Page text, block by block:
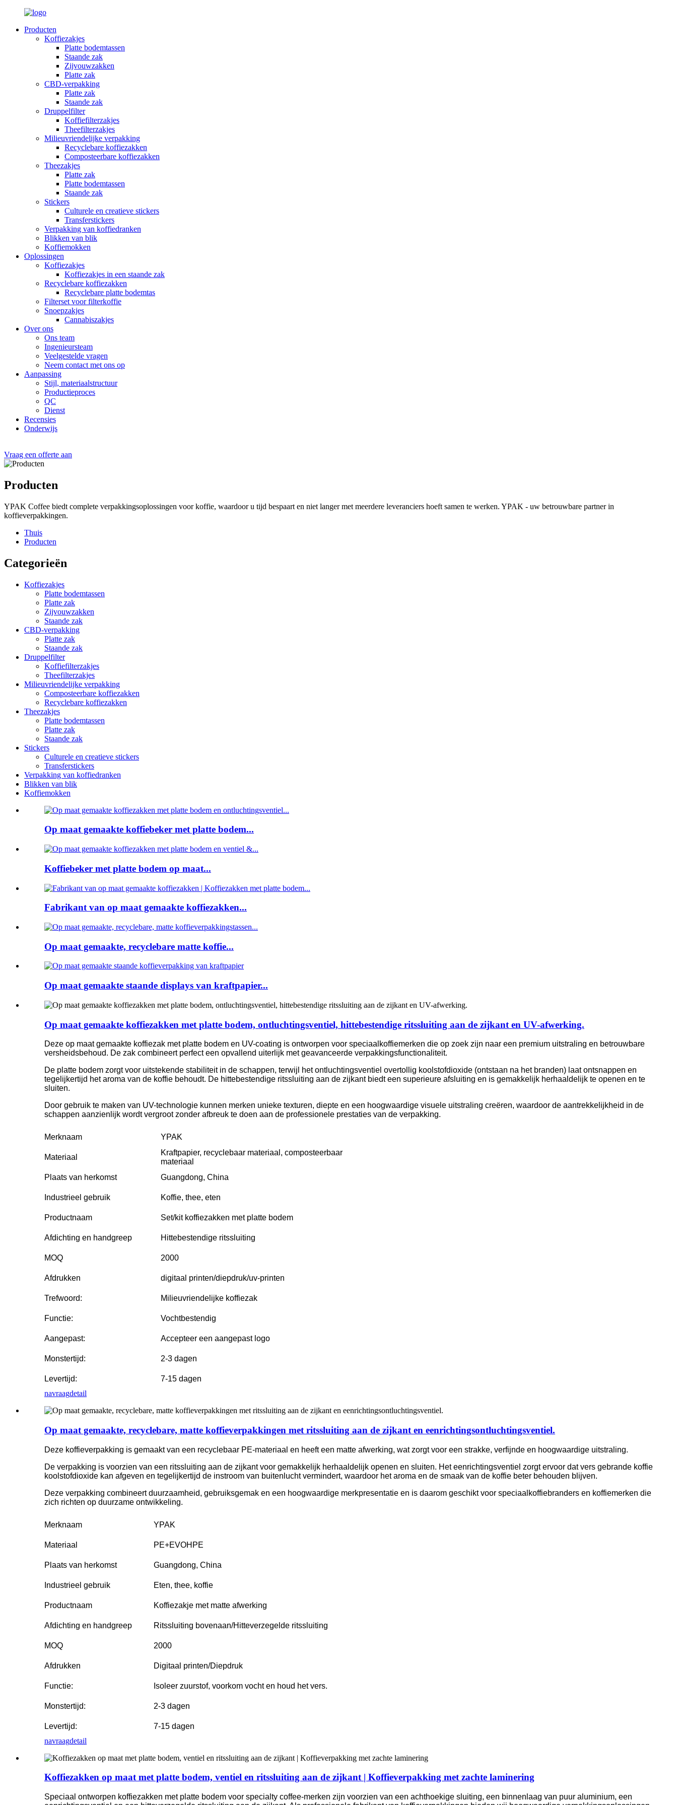
Producten
Koffiezakjes
Platte bodemtassen
Staande zak
Zijvouwzakken
Platte zak
CBD-verpakking
Platte zak
Staande zak
Druppelfilter
Koffiefilterzakjes
Theefilterzakjes
Milieuvriendelijke verpakking
Recyclebare koffiezakken
Composteerbare koffiezakken
Theezakjes
Platte zak
Platte bodemtassen
Staande zak
Stickers
Culturele en creatieve stickers
Transferstickers
Verpakking van koffiedranken
Blikken van blik
Koffiemokken
Oplossingen
Koffiezakjes
Koffiezakjes in een staande zak
Recyclebare koffiezakken
Recyclebare platte bodemtas
Filterset voor filterkoffie
Snoepzakjes
Cannabiszakjes
Over ons
Ons team
Ingenieursteam
Veelgestelde vragen
Neem contact met ons op
Aanpassing
Stijl, materiaalstructuur
Productieproces
QC
Dienst
Recensies
Onderwijs
Vraag een offerte aan
Producten
YPAK Coffee biedt complete verpakkingsoplossingen voor koffie, waardoor u tijd bespaart en niet langer met meerdere leveranciers hoeft samen te werken. YPAK - uw betrouwbare partner in
koffieverpakkingen.
Thuis
Producten
Categorieën
Koffiezakjes
Platte bodemtassen
Platte zak
Zijvouwzakken
Staande zak
CBD-verpakking
Platte zak
Staande zak
Druppelfilter
Koffiefilterzakjes
Theefilterzakjes
Milieuvriendelijke verpakking
Composteerbare koffiezakken
Recyclebare koffiezakken
Theezakjes
Platte bodemtassen
Platte zak
Staande zak
Stickers
Culturele en creatieve stickers
Transferstickers
Verpakking van koffiedranken
Blikken van blik
Koffiemokken
Op maat gemaakte koffiebeker met platte bodem...
Koffiebeker met platte bodem op maat...
Fabrikant van op maat gemaakte koffiezakken...
Op maat gemaakte, recyclebare matte koffie...
Op maat gemaakte staande displays van kraftpapier...
Op maat gemaakte koffiezakken met platte bodem, ontluchtingsventiel, hittebestendige ritssluiting aan de zijkant en UV-afwerking.
Deze op maat gemaakte koffiezak met platte bodem en UV-coating is ontworpen voor speciaalkoffiemerken die op zoek zijn naar een premium uitstraling en betrouwbare
versheidsbehoud. De zak combineert perfect een opvallend uiterlijk met geavanceerde verpakkingsfunctionaliteit.
De platte bodem zorgt voor uitstekende stabiliteit in de schappen, terwijl het ontluchtingsventiel overtollig koolstofdioxide (ontstaan ​​na het branden) laat ontsnappen en
tegelijkertijd het aroma van de koffie behoudt. De hittebestendige ritssluiting aan de zijkant biedt een superieure afsluiting en is gemakkelijk herhaaldelijk te openen en te
sluiten.
Door gebruik te maken van UV-technologie kunnen merken unieke texturen, diepte en een hoogwaardige visuele uitstraling creëren, waardoor de aantrekkelijkheid in de
schappen aanzienlijk wordt vergroot zonder afbreuk te doen aan de professionele prestaties van de verpakking.
Merknaam YPAK
Materiaal
Kraftpapier, recyclebaar materiaal, composteerbaar
materiaal
Plaats van herkomst
Guangdong, China
Industrieel gebruik Koffie, thee, eten
Productnaam Set/kit koffiezakken met platte bodem
Afdichting en handgreep Hittebestendige ritssluiting
MOQ 2000
Afdrukken digitaal printen/diepdruk/uv-printen
Trefwoord: Milieuvriendelijke koffiezak
Functie: Vochtbestendig
Aangepast: Accepteer een aangepast logo
Monstertijd: 2-3 dagen
Levertijd:
7-15 dagen
navraagdetail
Op maat gemaakte, recyclebare, matte koffieverpakkingen met ritssluiting aan de zijkant en eenrichtingsontluchtingsventiel.
Deze koffieverpakking is gemaakt van een recyclebaar PE-materiaal en heeft een matte afwerking, wat zorgt voor een strakke, verfijnde en hoogwaardige uitstraling.
De verpakking is voorzien van een ritssluiting aan de zijkant voor gemakkelijk herhaaldelijk openen en sluiten. Het eenrichtingsventiel zorgt ervoor dat vers gebrande koffie
koolstofdioxide kan afgeven en tegelijkertijd de instroom van buitenlucht vermindert, waardoor het aroma en de smaak van de koffie beter behouden blijven.
Deze verpakking combineert duurzaamheid, gebruiksgemak en een hoogwaardige merkpresentatie en is daarom geschikt voor speciaalkoffiebranders en koffiemerken die
zich richten op duurzame ontwikkeling.
Merknaam YPAK
Materiaal PE+EVOHPE
Plaats van herkomst Guangdong, China
Industrieel gebruik Eten, thee, koffie
Productnaam Koffiezakje met matte afwerking
Afdichting en handgreep Ritssluiting bovenaan/Hitteverzegelde ritssluiting
MOQ 2000
Afdrukken Digitaal printen/Diepdruk
Functie: Isoleer zuurstof, voorkom vocht en houd het vers.
Monstertijd: 2-3 dagen
Levertijd:
7-15 dagen
navraagdetail
Koffiezakken op maat met platte bodem, ventiel en ritssluiting aan de zijkant | Koffieverpakking met zachte laminering
Speciaal ontworpen koffiezakken met platte bodem voor specialty coffee-merken zijn voorzien van een achthoekige sluiting, een binnenlaag van puur aluminium, een